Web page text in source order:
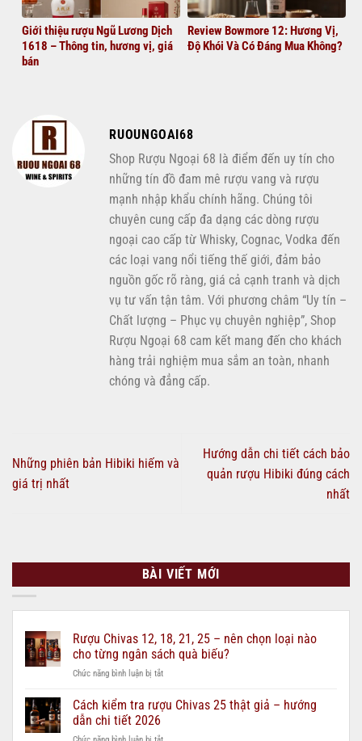
Giới thiệu rượu Ngũ Lương Dịch
1618 – Thông tin, hương vị, giá
bán
Review Bowmore 12: Hương Vị,
Độ Khói Và Có Đáng Mua Không?
RUOUNGOAI68
Shop Rượu Ngoại 68 là điểm đến uy tín cho
những tín đồ đam mê rượu vang và rượu
mạnh nhập khẩu chính hãng. Chúng tôi
chuyên cung cấp đa dạng các dòng rượu
ngoại cao cấp từ Whisky, Cognac, Vodka đến
các loại vang nổi tiếng thế giới, đảm bảo
nguồn gốc rõ ràng, giá cả cạnh tranh và dịch
vụ tư vấn tận tâm. Với phương châm “Uy tín –
Chất lượng – Phục vụ chuyên nghiệp”, Shop
Rượu Ngoại 68 cam kết mang đến cho khách
hàng trải nghiệm mua sắm an toàn, nhanh
chóng và đẳng cấp.
Những phiên bản Hibiki hiếm và
giá trị nhất
Hướng dẫn chi tiết cách bảo
quản rượu Hibiki đúng cách
nhất
BÀI VIẾT MỚI
Rượu Chivas 12, 18, 21, 25 – nên chọn loại nào
cho từng ngân sách quà biếu?
Chức năng bình luận bị tắtở
Chivas
12,
Cách kiểm tra rượu Chivas 25 thật giả – hướng
dẫn chi tiết 2026